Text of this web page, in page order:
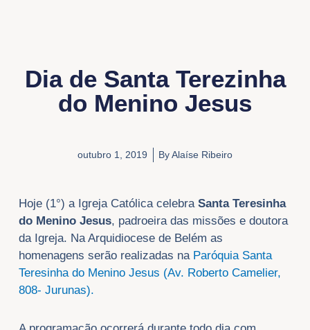
Dia de Santa Terezinha
do Menino Jesus
outubro 1, 2019 ByAlaíse Ribeiro
Hoje (1°) a Igreja Católica celebra Santa Teresinha
do Menino Jesus, padroeira das missões e doutora
da Igreja. Na Arquidiocese de Belém as
homenagens serão realizadas na Paróquia Santa
Teresinha do Menino Jesus (Av. Roberto Camelier,
808- Jurunas).